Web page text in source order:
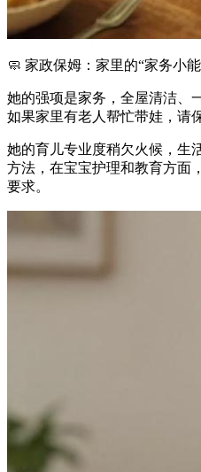
🧼 家政保姆：家里的“家务小
她的强项是家务，全屋清洁、
如果家里有老人帮忙带娃，请
她的育儿专业度稍欠火候，生
方法，在宝宝护理和教育方面
要求。